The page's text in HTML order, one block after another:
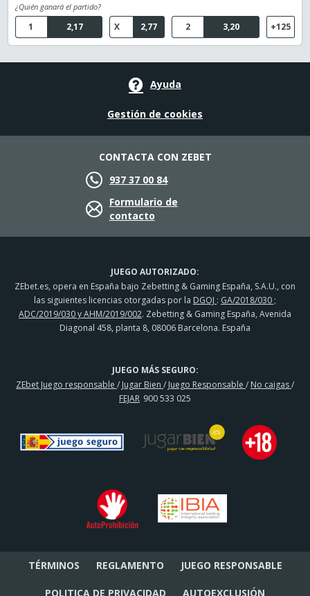
¿Quién ganará el partido?
2,17
1 2,77
X 3,20
2 +125
JUEGO AUTORIZADO:
ZEbet.es, opera en España bajo Zebetting & Gaming España, S.A.U., con
las siguientes licencias otorgadas por la DGOJ : GA/2018/030 ;
ADC/2019/030 y AHM/2019/002. Zebetting & Gaming España, Avenida
Diagonal 458, planta 8, 08006 Barcelona. España
JUEGO MÁS SEGURO:
ZEbet Juego responsable / Jugar Bien / Juego Responsable / No caigas/
FEJAR 900 533 025
Ayuda
Gestión de cookies
CONTACTA CON ZEBET
937 37 00 84
Formulario de
contacto
TÉRMINOS REGLAMENTO JUEGO RESPONSABLE
POLITICA DE PRIVACIDAD AUTOEXCLUSIÓN